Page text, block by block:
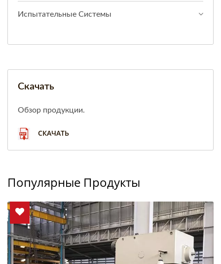
Испытательные Системы
Скачать
Обзор продукции.
СКАЧАТЬ
Популярные Продукты